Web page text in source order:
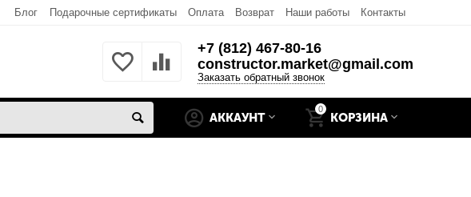
Блог Подарочные сертификаты Оплата Возврат Наши работы Контакты
+7 (812) 467-80-16
constructor.market@gmail.com
Заказать обратный звонок
0
КОРЗИНА
АККАУНТ